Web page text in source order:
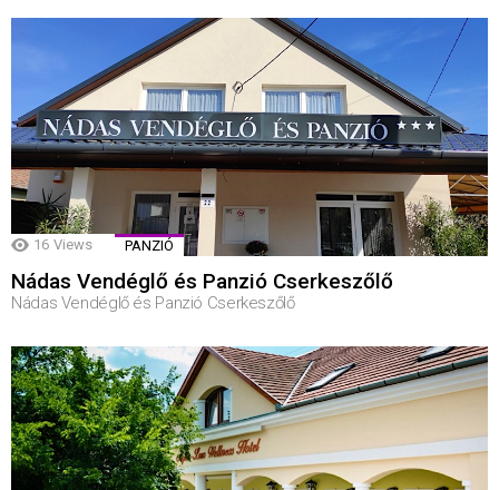
16 Views PANZIÓ
Nádas Vendéglő és Panzió Cserkeszőlő
Nádas Vendéglő és Panzió Cserkeszőlő